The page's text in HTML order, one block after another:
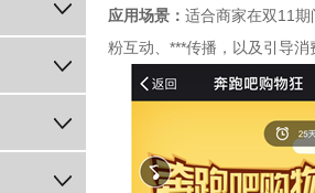
应用场景： 适合商家在双11
粉互动、***传播，以及引导